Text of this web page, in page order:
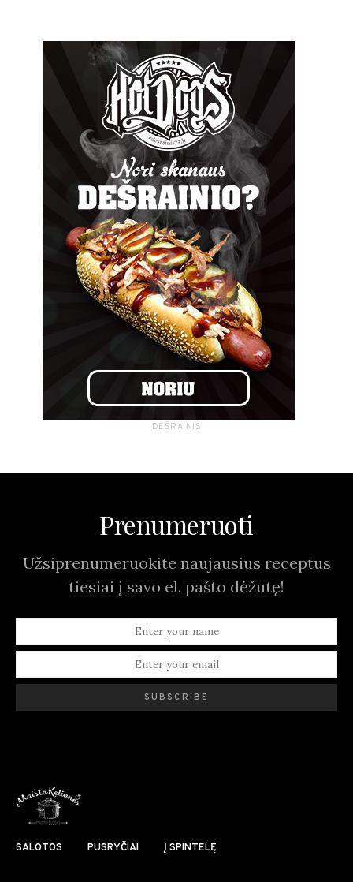
DEŠRAINIS
Prenumeruoti
Užsiprenumeruokite naujausius receptus
tiesiai į savo el. pašto dėžutę!
SUBSCRIBE
SALOTOS PUSRYČIAI Į SPINTELĘ